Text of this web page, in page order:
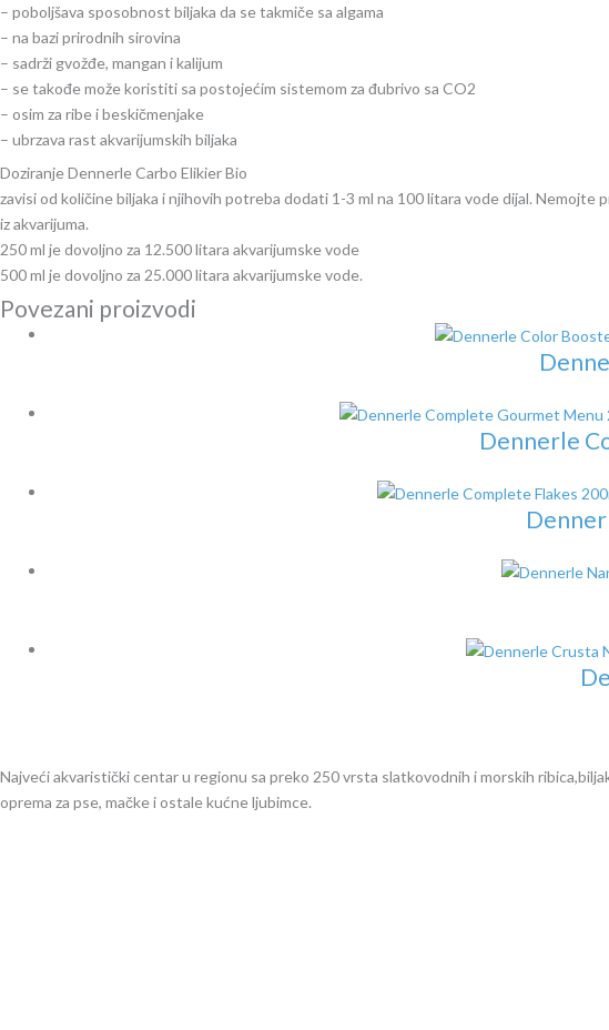
– poboljšava sposobnost biljaka da se takmiče sa algama
– na bazi prirodnih sirovina
– sadrži gvožđe, mangan i kalijum
– se takođe može koristiti sa postojećim sistemom za đubrivo sa CO2
– osim za ribe i beskičmenjake
– ubrzava rast akvarijumskih biljaka
Doziranje Dennerle Carbo Elikier Bio
zavisi od količine biljaka i njihovih potreba dodati 1-3 ml na 100 litara vode dijal.
iz akvarijuma.
250 ml je dovoljno za 12.500 litara akvarijumske vode
500 ml je dovoljno za 25.000 litara akvarijumske vode.
Povezani proizvodi
Dennerle
Najveći akvaristički centar u regionu sa preko 250 vrsta slatkovodnih i morskih
oprema za pse, mačke i ostale kućne ljubimce.